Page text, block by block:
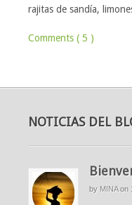
rajitas de sandía,
Comments ( 5 )
NOTICIAS DEL
by MINA on